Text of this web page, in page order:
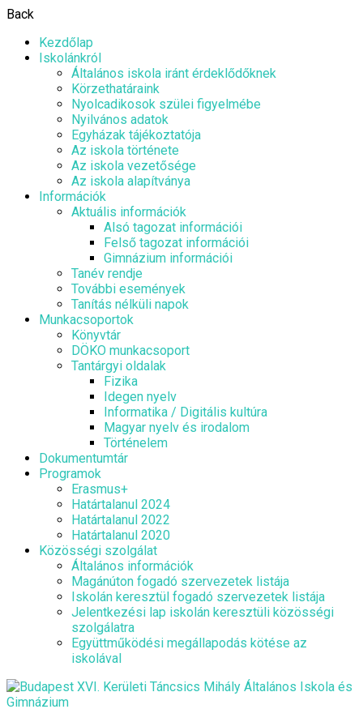
Back
Kezdőlap
Iskolánkról
Általános iskola iránt érdeklődőknek
Körzethatáraink
Nyolcadikosok szülei figyelmébe
Nyilvános adatok
Egyházak tájékoztatója
Az iskola története
Az iskola vezetősége
Az iskola alapítványa
Információk
Aktuális információk
Alsó tagozat információi
Felső tagozat információi
Gimnázium információi
Tanév rendje
További események
Tanítás nélküli napok
Munkacsoportok
Könyvtár
DÖKO munkacsoport
Tantárgyi oldalak
Fizika
Idegen nyelv
Informatika / Digitális kultúra
Magyar nyelv és irodalom
Történelem
Dokumentumtár
Programok
Erasmus+
Határtalanul 2024
Határtalanul 2022
Határtalanul 2020
Közösségi szolgálat
Általános információk
Magánúton fogadó szervezetek listája
Iskolán keresztül fogadó szervezetek listája
Jelentkezési lap iskolán keresztüli közösségi
szolgálatra
Együttműködési megállapodás kötése az
iskolával